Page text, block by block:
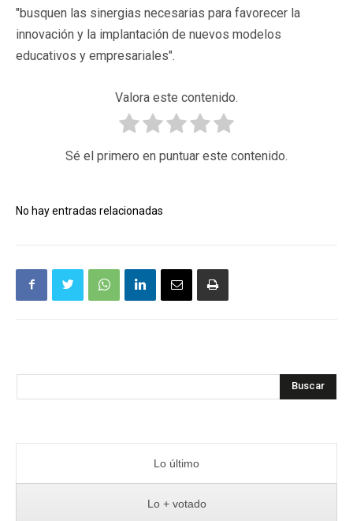
"busquen las sinergias necesarias para favorecer la
innovación y la implantación de nuevos modelos
educativos y empresariales".
Valora este contenido.
Sé el primero en puntuar este contenido.
No hay entradas relacionadas
Buscar
Lo último
Lo + votado